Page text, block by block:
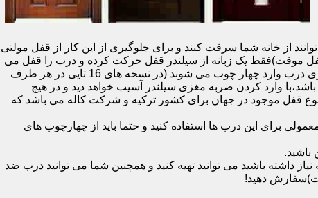
از خانه شما سرقت کنند و برای جلوگیری از این کار از قفل مولتی
یک سویچ (به معنای قفل موقت)فقط یک زبانه از سیلندر قفل حرکت کرده و درب را قفل می
کند و در دو با قفل سویچ (در قفل های 20 تایی )پنج زبانه از قسمت بالای درب،پانزده زبانه هم از قسمت بالا،وسط و پایین قسمت کناری درب وارد چهار چوب می شوند (در نسخه های 16 تایی در هر طرف
وارد کردن ضربه مغزی سیلندر آسیب خواهد دید و در هیچ
نوع قفل موجود در جهان برای کشور ترکیه و شرکت کاله می باشد که
برای این درب ها استفاده کنید و حتما باید از چهارچوب های
باشید می توانید تهیه کنید و همچنین شما می توانید درب ضد
دهید!